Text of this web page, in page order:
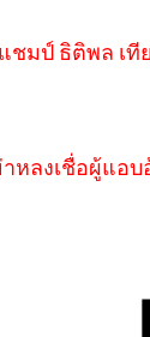
ชมป์ ธิติพล เที
หลงเชื่อผู้แอ